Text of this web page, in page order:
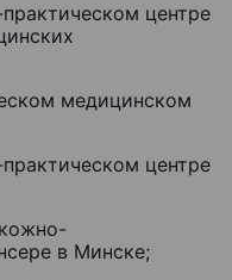
центре
медицинском
центре
в Минске;